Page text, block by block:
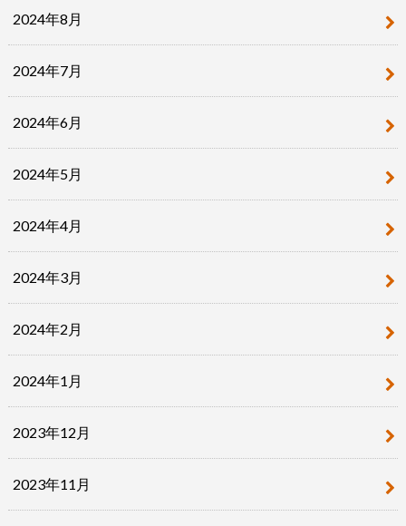
2024年8月
2024年7月
2024年6月
2024年5月
2024年4月
2024年3月
2024年2月
2024年1月
2023年12月
2023年11月